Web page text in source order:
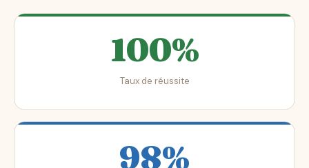
100%
Taux de réussite
98%